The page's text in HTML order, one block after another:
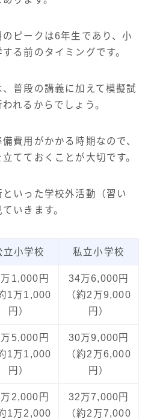
ピークは6年生であり、小
る前のタイミングです。
普段の講義に加えて模擬試
れるからでしょう。
費用がかかる時期なので、
てておくことが大切です。
いった学校外活動（習い
いきます。
立小学校 私立小学校
1,000円
1万1,000
円）
34万6,000円
（約2万9,000
円）
5,000円
1万1,000
円）
30万9,000円
（約2万6,000
円）
2,000円
1万2,000
32万7,000円
（約2万7,000